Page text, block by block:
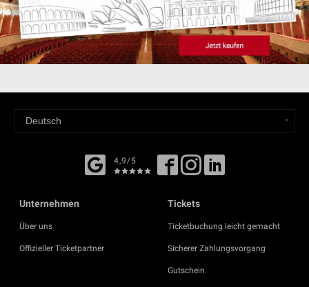
4,9/5
Unternehmen
Über uns
Offizieller Ticketpartner
Tickets
Ticketbuchung leicht gemacht
Sicherer Zahlungsvorgang
Gutschein